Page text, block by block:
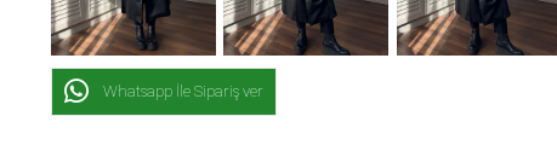
Whatsapp İle Sipariş ver